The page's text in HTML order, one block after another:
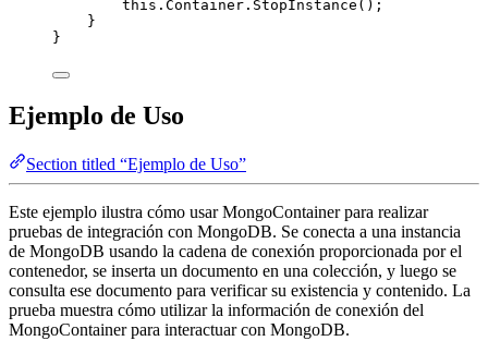
this . Container . StopInstance ();
}
}
Ejemplo de Uso
Section titled “Ejemplo de Uso”
Este ejemplo ilustra cómo usar MongoContainer para realizar
pruebas de integración con MongoDB. Se conecta a una instancia
de MongoDB usando la cadena de conexión proporcionada por el
contenedor, se inserta un documento en una colección, y luego se
consulta ese documento para verificar su existencia y contenido. La
prueba muestra cómo utilizar la información de conexión del
MongoContainer para interactuar con MongoDB.